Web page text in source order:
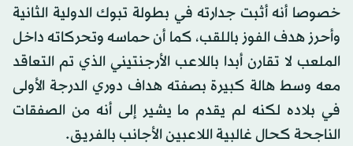
خصوصا أنه أثبت جدارته في بطولة تبوك الدولية الثانية
وأحرز هدف الفوز باللقب، كما أن حماسه وتحركاته داخل
الملعب لا تقارن أبدا باللاعب الأرجنتيني الذي تم التعاقد
معه وسط هالة كبيرة بصفته هداف دوري الدرجة الأولى
في بلاده لكنه لم يقدم ما يشير إلى أنه من الصفقات
الناجحة كحال غالبية اللاعبين الأجانب بالفريق.